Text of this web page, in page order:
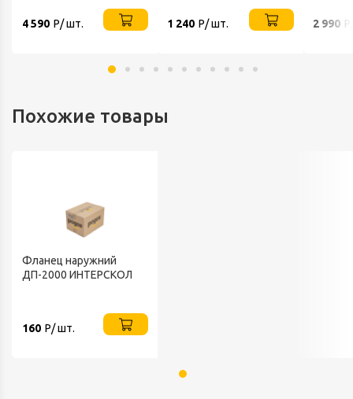
4 590 Р/ шт. 1 240 Р/ шт.
2 990
Похожие товары
Фланец наружний
ДП-2000 ИНТЕРСКОЛ
160 Р/ шт.